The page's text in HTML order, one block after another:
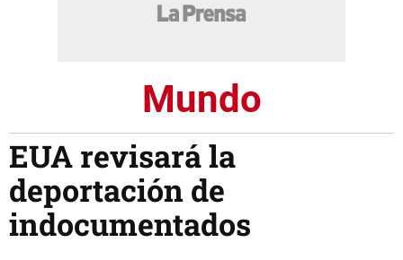
Mundo
EUA revisará la
deportación de
indocumentados